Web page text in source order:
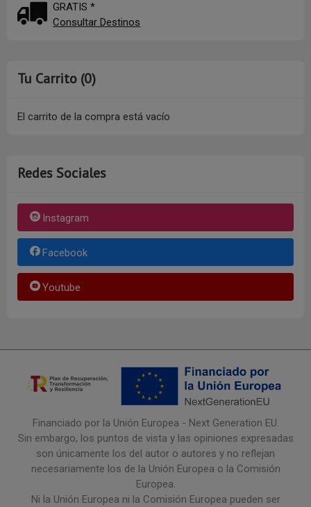
GRATIS *
Consultar Destinos
Tu Carrito (0)
El carrito de la compra está vacío
Redes Sociales
Instagram
Facebook
Youtube
Financiado por la Unión Europea - Next Generation EU.
Sin embargo, los puntos de vista y las opiniones expresadas
son únicamente los del autor o autores y no reflejan
necesariamente los de la Unión Europea o la Comisión
Europea.
Ni la Unión Europea ni la Comisión Europea pueden ser